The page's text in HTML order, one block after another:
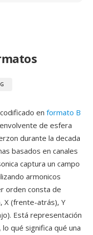
en formato B
de esfera
durante la decada
basados en canales
captura un campo
armonicos
orden consta de
X (frente-atrás), Y
Está representación
qué significa qué una